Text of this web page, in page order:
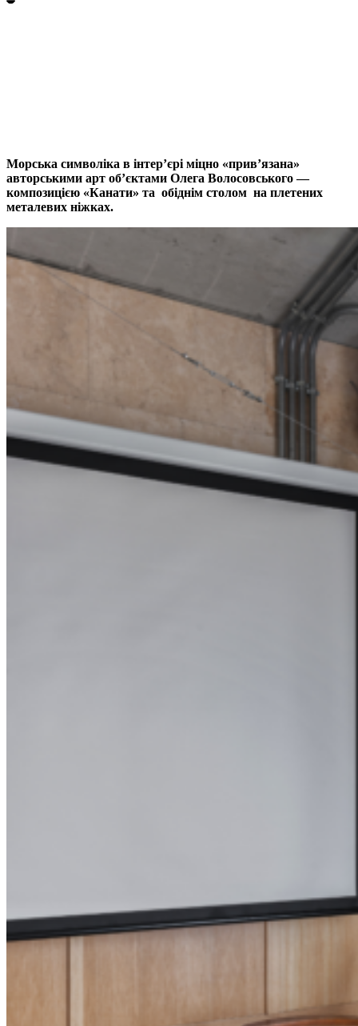
Морська символіка в інтер’єрі міцно «прив’язана»
авторськими арт об’єктами Олега Волосовського —
композицією «Канати» та обіднім столом на плетених
металевих ніжках.